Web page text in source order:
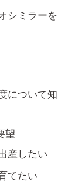
シミラーを
について知
望
産したい
てたい